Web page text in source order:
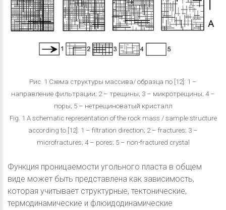
Рис. 1 Схема структуры массива/ образца по [12]: 1 –
направление фильтрации; 2 – трещины; 3 – микротрещины; 4 –
поры; 5 – нетрещиноватый кристалл
Fig. 1 A schematic representation of the rock mass / sample structure
according to [12]: 1 – filtration direction; 2 – fractures; 3 –
microfractures; 4 – pores; 5 – non-fractured crystal
Функция проницаемости угольного пласта в общем
виде может быть представлена как зависимость,
которая учитывает структурные, тектонические,
термодинамические и флюидодинамические